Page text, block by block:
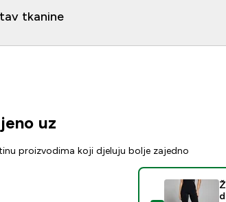
tkanine
uz
proizvodima koji djeluju bolje zajedno